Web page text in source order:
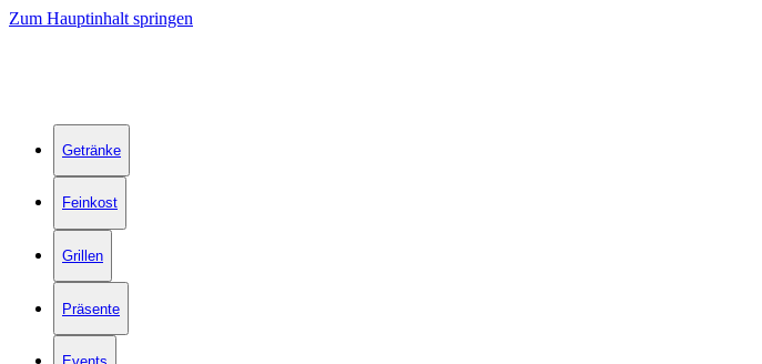
Zum Hauptinhalt springen
Getränke
Feinkost
Grillen
Präsente